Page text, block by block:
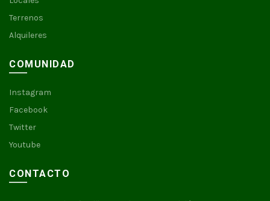
Terrenos
Alquileres
COMUNIDAD
Instagram
Facebook
Twitter
Youtube
CONTACTO